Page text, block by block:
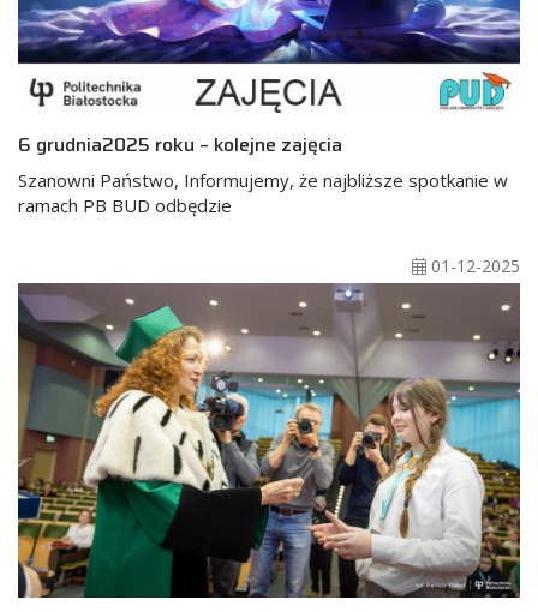
6 grudnia2025 roku – kolejne zajęcia
Szanowni Państwo, Informujemy, że najbliższe spotkanie w
ramach PB BUD odbędzie
01-12-2025